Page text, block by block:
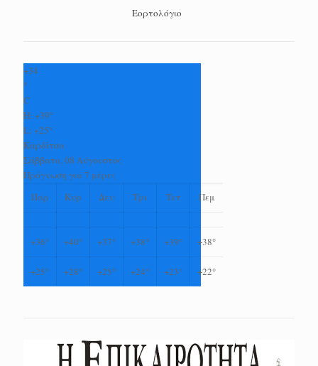
Εορτολόγιο
+34
°
C
H: +39°
L: +25°
Καρδίτσα
Σάββατο, 08 Αύγουστος
Πρόγνωση για 7 μέρες
Παρ
Κυρ Δευ Τρι Τετ Πεμ
+36° +40° +37° +38° +39° +38°
+25° +28° +25° +24° +23° +22°